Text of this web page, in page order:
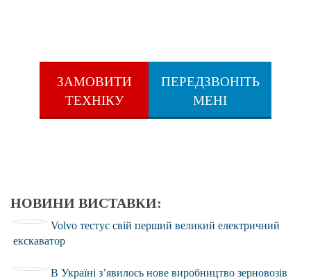
ЗАМОВИТИ
ТЕХНІКУ
ПЕРЕДЗВОНІТЬ
МЕНІ
НОВИНИ ВИСТАВКИ:
Volvo тестує свій перший великий електричний
екскаватор
В Україні з’явилось нове виробництво зерновозів